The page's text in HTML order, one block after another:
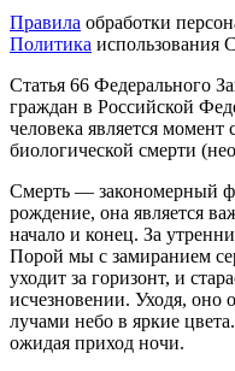
Правила обработки
Политика использования
Статья 66 Федерального
граждан в Российской
человека является момент
биологической смерти
Смерть — закономерный
рождение, она является
начало и конец. За
Порой мы с замиранием
уходит за горизонт, и
исчезновении. Уходя, оно
лучами небо в яркие
ожидая приход ночи.